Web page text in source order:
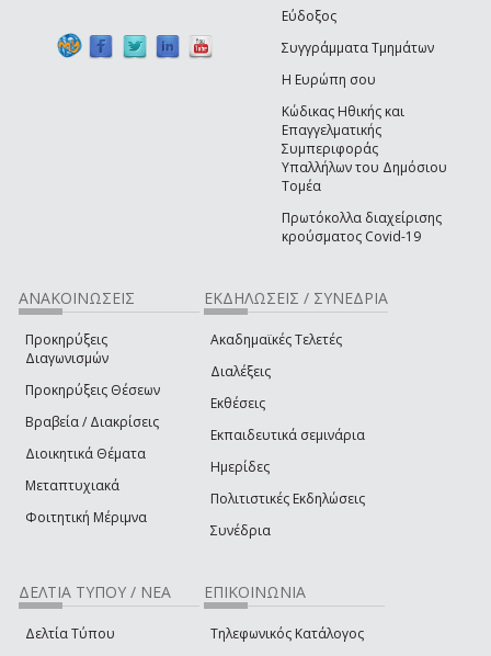
Εύδοξος
Συγγράμματα Τμημάτων
Η Ευρώπη σου
Κώδικας Ηθικής και
Επαγγελματικής
Συμπεριφοράς
Υπαλλήλων του Δημόσιου
Τομέα
Πρωτόκολλα διαχείρισης
κρούσματος Covid-19
ΑΝΑΚΟΙΝΩΣΕΙΣ
Προκηρύξεις
Διαγωνισμών
Προκηρύξεις Θέσεων
Βραβεία / Διακρίσεις
Διοικητικά Θέματα
Μεταπτυχιακά
Φοιτητική Μέριμνα
ΕΚΔΗΛΩΣΕΙΣ / ΣΥΝΕΔΡΙΑ
Ακαδημαϊκές Τελετές
Διαλέξεις
Εκθέσεις
Εκπαιδευτικά σεμινάρια
Ημερίδες
Πολιτιστικές Εκδηλώσεις
Συνέδρια
ΔΕΛΤΙΑ ΤΥΠΟΥ / ΝΕΑ
Δελτία Τύπου
ΕΠΙΚΟΙΝΩΝΙΑ
Τηλεφωνικός Κατάλογος